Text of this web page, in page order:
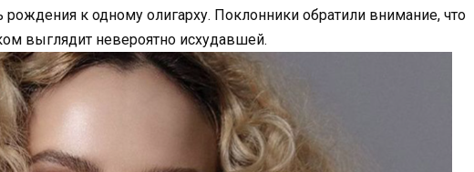
к одному олигарху. Поклонники обратили внимание, что
выглядит невероятно исхудавшей.